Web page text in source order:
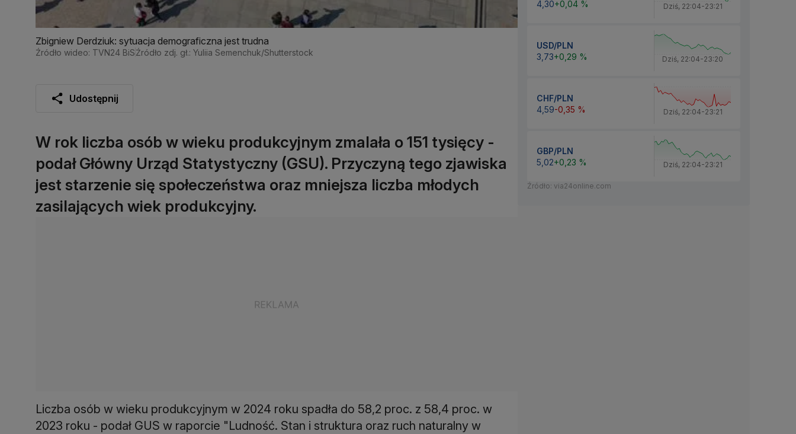
Zbigniew Derdziuk: sytuacja demograficzna jest trudna
Źródło wideo: TVN24 BiSŹródło zdj. gł.: Yuliia Semenchuk/Shutterstock
Udostępnij
W rok liczba osób w wieku produkcyjnym zmalała o 151 tysięcy -
podał Główny Urząd Statystyczny (GSU). Przyczyną tego zjawiska
jest starzenie się społeczeństwa oraz mniejsza liczba młodych
zasilających wiek produkcyjny.
Liczba osób w wieku produkcyjnym w 2024 roku spadła do 58,2 proc. z 58,4 proc. w
2023 roku - podał GUS w raporcie "Ludność. Stan i struktura oraz ruch naturalny w
4,30+0,04 % Dziś, 22:04-23:21
USD/PLN
3,73+0,29 % Dziś, 22:04-23:20
CHF/PLN
4,59-0,35 % Dziś, 22:04-23:21
GBP/PLN
5,02+0,23 % Dziś, 22:04-23:21
Źródło: via24online.com